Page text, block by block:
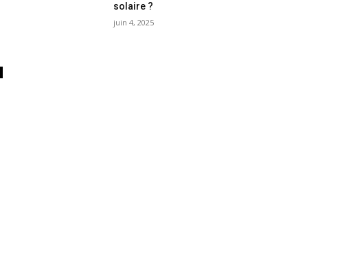
solaire ?
juin 4, 2025